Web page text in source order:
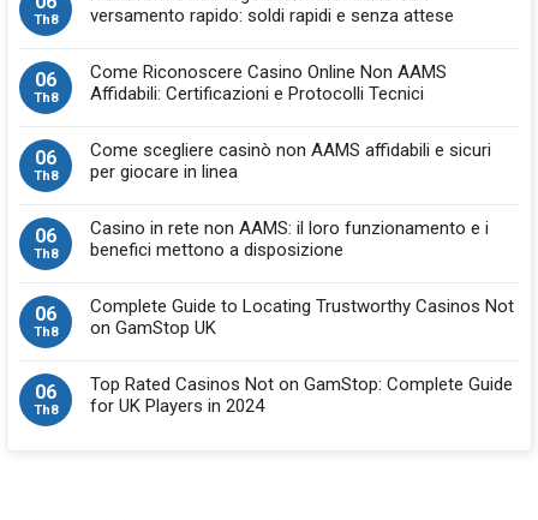
Th8
versamento rapido: soldi rapidi e senza attese
06
Th8
Come Riconoscere Casino Online Non AAMS
Affidabili: Certificazioni e Protocolli Tecnici
06
Th8
Come scegliere casinò non AAMS affidabili e sicuri
per giocare in linea
06
Th8
Casino in rete non AAMS: il loro funzionamento e i
benefici mettono a disposizione
06
Th8
Complete Guide to Locating Trustworthy Casinos Not
on GamStop UK
06
Th8
Top Rated Casinos Not on GamStop: Complete Guide
for UK Players in 2024